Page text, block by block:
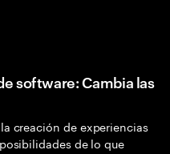
software: Cambia las
creación de experiencias
de lo que